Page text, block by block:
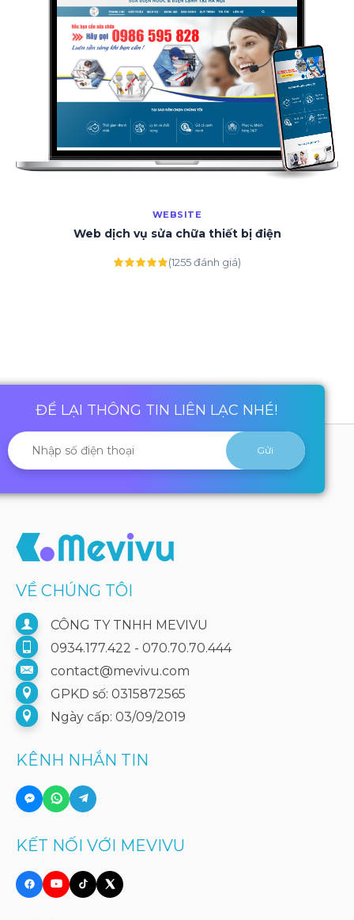
WEBSITE
Web dịch vụ sửa chữa thiết bị điện
(1255 đánh giá)
ĐỂ LẠI THÔNG TIN LIÊN LẠC NHÉ!
VỀ CHÚNG TÔI
CÔNG TY TNHH MEVIVU
0934.177.422 - 070.70.70.444
contact@mevivu.com
GPKD số: 0315872565
Ngày cấp: 03/09/2019
KÊNH NHẮN TIN
KẾT NỐI VỚI MEVIVU